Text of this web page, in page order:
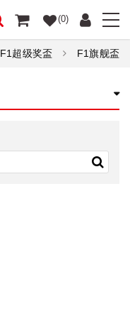
(0)
F1超级奖盃 F1旗舰盃